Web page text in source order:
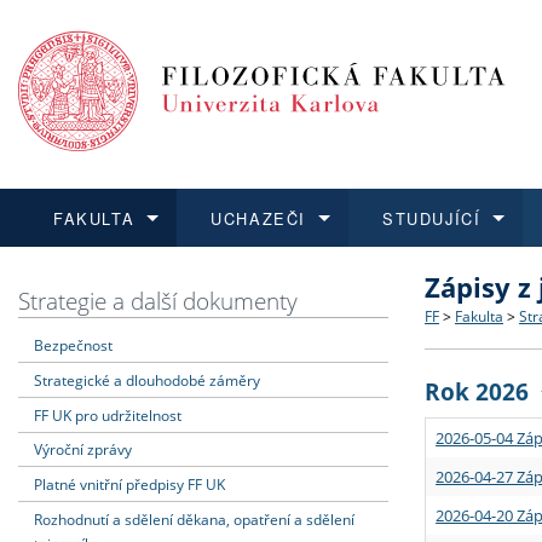
FAKULTA
Dozvědět se více
Struktura
Strategie
Podpora
UCHAZEČI
Podat přihlášku
Co
Učitelské
STUDUJÍCÍ
Dozvědět se více
Rigorózní
Dozvědět se více
O vědě a
Granty a
Dozvědět se více
Aktuální
Strategie a další dokumenty
Bezpečnost
Strategické a dlouhodobé záměry
FF UK pro udržitelnost
Výroční zprávy
Platné vnitřní předpisy FF UK
Rozhodnutí a sdělení děkana, opatření a sdělení
Zápisy
FF > Fakulta >
Rok 2026
2026-05-04
2026-04-27
2026-04-20